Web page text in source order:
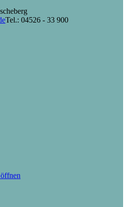
Tel.: 04526 - 33 900